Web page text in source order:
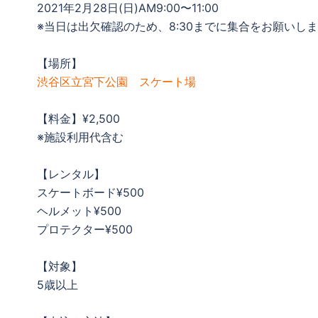
2021年2月28日(日)AM9:00〜11:00
※当日は出欠確認のため、8:30までに集合をお願いし
【場所】
渋谷区立宮下公園 スケート場
【料金】¥2,500
※施設利用代含む
【レンタル】
スケートボード¥500
ヘルメット¥500
プロテクター¥500
【対象】
5歳以上